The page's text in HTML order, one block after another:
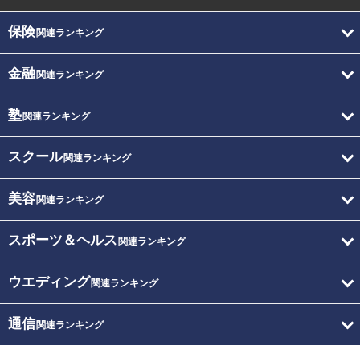
保険関連ランキング
金融関連ランキング
塾関連ランキング
スクール関連ランキング
美容関連ランキング
スポーツ＆ヘルス 関連ランキング
ウエディング関連ランキング
通信関連ランキング